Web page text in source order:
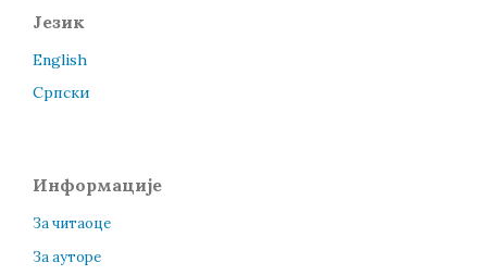
Језик
English
Cрпски
Информације
За читаоце
За ауторе